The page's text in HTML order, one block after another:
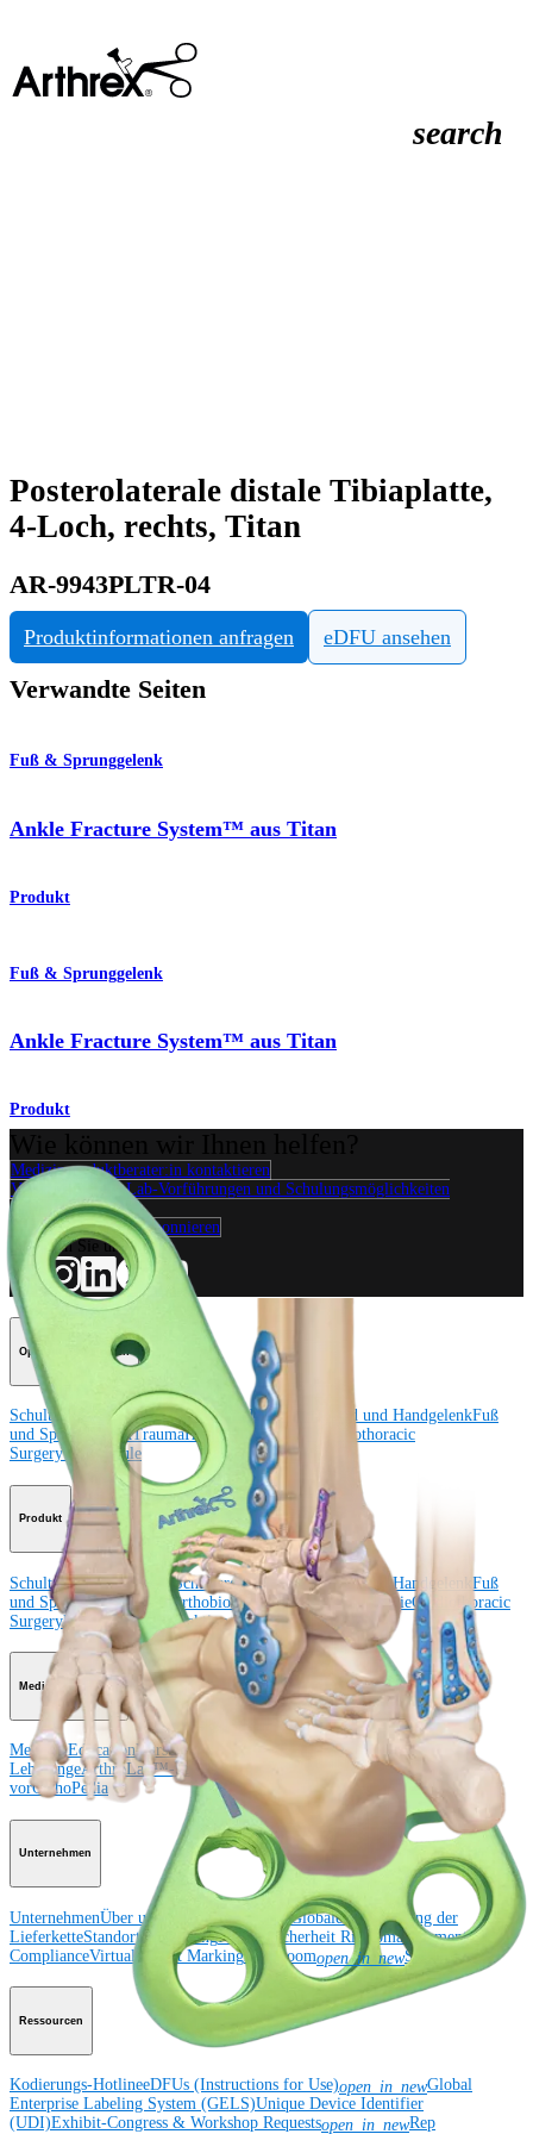
search
Posterolaterale distale Tibiaplatte,
4-Loch, rechts, Titan
AR-9943PLTR-04
Produktinformationen anfragen eDFU ansehen
Verwandte Seiten
Fuß & Sprunggelenk
Ankle Fracture System™ aus Titan
Produkt
Fuß & Sprunggelenk
Ankle Fracture System™ aus Titan
Produkt
Medizinproduktberater:in kontaktieren
Veranstaltungen, Lab-Vorführungen und Schulungsmöglichkeiten
ansehen
Unseren Newsletter abonnieren
Besuchen Sie uns
Operationsverfahren
Schulter EllenbogenSchulterendoprothetik Hand und HandgelenkFuß
und SprunggelenkTraumaHüfteOrthobiologie
Cardiothoracic
SurgeryWirbelsäule
Produkt
SchulterKnieEllenbogenSchulterendoprothetikHand und Handgelenk Fuß
und SprunggelenkHüfte Orthobiologie Herz-ThoraxchirurgieCardiothoracic
SurgeryBildgebung & Resektion
Medical Education
Medical EducationKursbeschreibungenSchulungen &
LehrgängeArthroLab™-StandorteUnser klinisches Personal stellt sich
vorOrthoPedia
Unternehmen
UnternehmenÜber uns Community EventsGlobale Offenlegung der
LieferketteStandorteFörderungProduktsicherheit Risikomanagement &
ComplianceVirtual Patent MarkingNewsroomopen_in_newSBA Support
Ressourcen
Kodierungs-HotlineeDFUs (Instructions for Use)open_in_newGlobal
Enterprise Labeling System (GELS)Unique Device Identifier
(UDI)Exhibit-Congress & Workshop Requestsopen_in_newRep